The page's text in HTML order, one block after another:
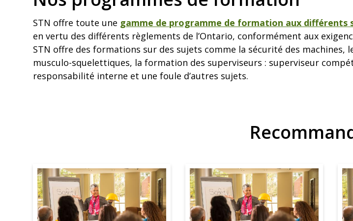
STN offre toute une gamme de programme de formation aux différents
en vertu des différents règlements de l’Ontario, conformément aux
STN offre des formations sur des sujets comme la sécurité des
musculo-squelettiques, la formation des superviseurs : superviseur
responsabilité interne et une foule d’autres sujets.